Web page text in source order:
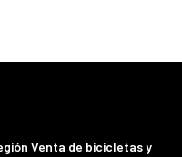
Venta de bicicletas y